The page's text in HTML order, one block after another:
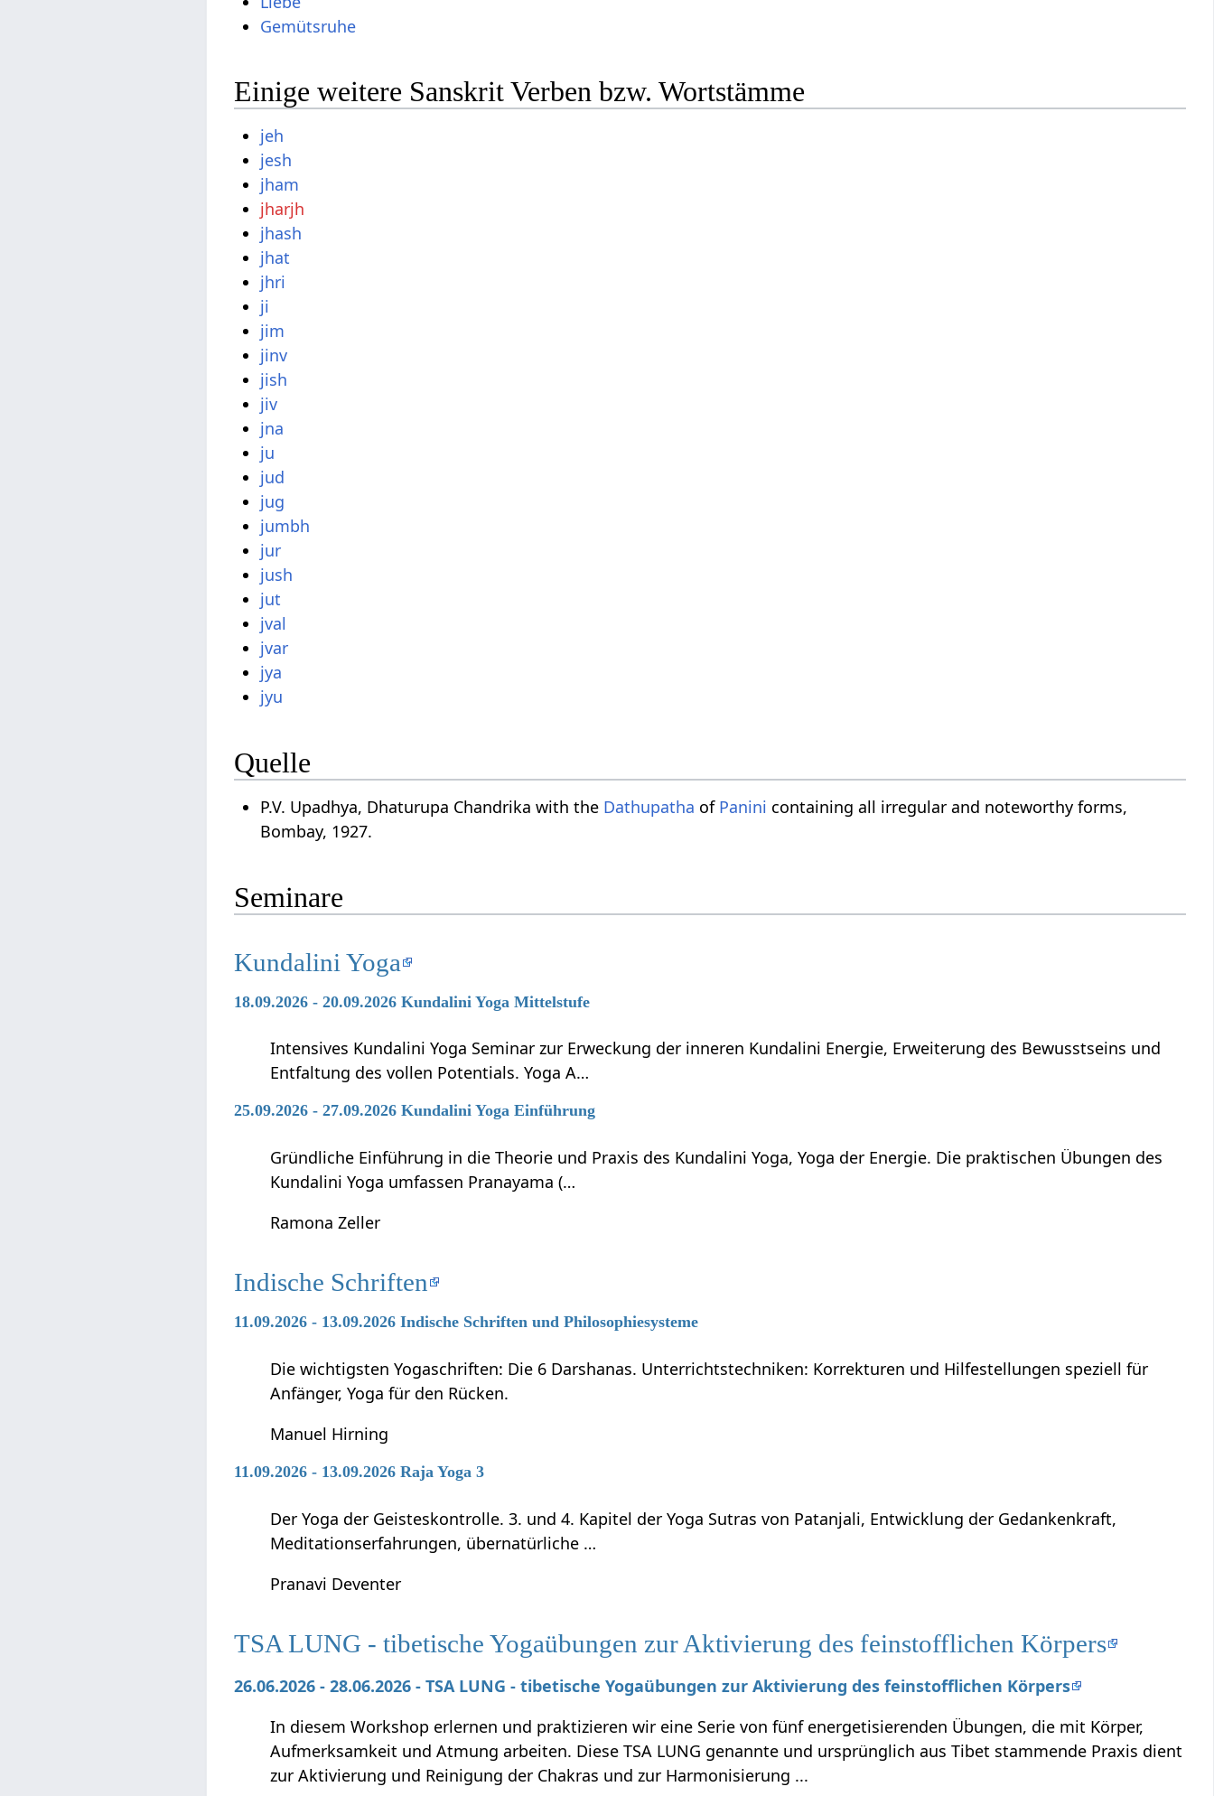
Gemütsruhe
Einige weitere Sanskrit Verben bzw. Wortstämme
jeh
jesh
jham
jharjh
jhash
jhat
jhri
ji
jim
jinv
jish
jiv
jna
ju
jud
jug
jumbh
jur
jush
jut
jval
jvar
jya
jyu
Quelle
P.V. Upadhya, Dhaturupa Chandrika with the Dathupatha of Panini containing all irregular and noteworthy forms,
Bombay, 1927.
Seminare
Kundalini Yoga
18.09.2026 - 20.09.2026 Kundalini Yoga Mittelstufe
Intensives Kundalini Yoga Seminar zur Erweckung der inneren Kundalini Energie, Erweiterung des Bewusstseins und
Entfaltung des vollen Potentials. Yoga A…
25.09.2026 - 27.09.2026 Kundalini Yoga Einführung
Gründliche Einführung in die Theorie und Praxis des Kundalini Yoga, Yoga der Energie. Die praktischen Übungen des
Kundalini Yoga umfassen Pranayama (…
Ramona Zeller
Indische Schriften
11.09.2026 - 13.09.2026 Indische Schriften und Philosophiesysteme
Die wichtigsten Yogaschriften: Die 6 Darshanas. Unterrichtstechniken: Korrekturen und Hilfestellungen speziell für
Anfänger, Yoga für den Rücken.
Manuel Hirning
11.09.2026 - 13.09.2026 Raja Yoga 3
Der Yoga der Geisteskontrolle. 3. und 4. Kapitel der Yoga Sutras von Patanjali, Entwicklung der Gedankenkraft,
Meditationserfahrungen, übernatürliche …
Pranavi Deventer
TSA LUNG - tibetische Yogaübungen zur Aktivierung des feinstofflichen Körpers
26.06.2026 - 28.06.2026 - TSA LUNG - tibetische Yogaübungen zur Aktivierung des feinstofflichen Körpers
In diesem Workshop erlernen und praktizieren wir eine Serie von fünf energetisierenden Übungen, die mit Körper,
Aufmerksamkeit und Atmung arbeiten. Diese TSA LUNG genannte und ursprünglich aus Tibet stammende Praxis dient
zur Aktivierung und Reinigung der Chakras und zur Harmonisierung ...